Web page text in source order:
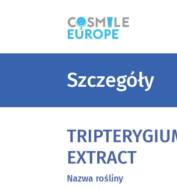
Szczegóły
EXTRACT
Nazwa rośliny